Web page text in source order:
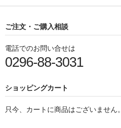
ご注文・ご購入相談
電話でのお問い合せは
0296-88-3031
ショッピングカート
只今、カートに商品はございません。